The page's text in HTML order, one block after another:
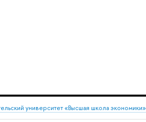
университет «Высшая школа экономики»